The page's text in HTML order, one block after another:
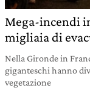
Mega-incendi
migliaia di
Nella Gironde in
giganteschi hanno
vegetazione